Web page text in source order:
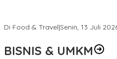
BISNIS & UMKM